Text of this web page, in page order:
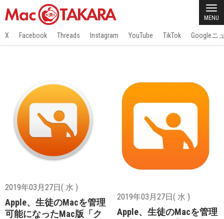
MENU
X Facebook Threads Instagram YouTube TikTok Googleニ
2019年03月27日( 水 )
Apple、生徒のMacを管理
可能になったMac版「ク
2019年03月27日( 水 )
Apple、生徒のMacを管理